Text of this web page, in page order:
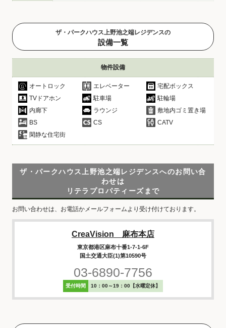
ザ・パークハウス上野池之端レジデンスの
設備一覧
物件設備
オートロック エレベーター
宅配ボックス
TVドアホン
駐車場
駐輪場
内廊下
ラウンジ
敷地内ゴミ置き場
BS
CS
CATV
閑静な住宅街
ザ・パークハウス上野池之端レジデンスへのお問い合
わせは
リテラプロパティーズまで
お問い合わせは、お電話かメールフォームより受け付けております。
CreaVision 麻布本店
東京都港区麻布十番1-7-1-6F
国土交通大臣(1)第10590号
03-6890-7756
受付時間 10：00～19：00【水曜定休】